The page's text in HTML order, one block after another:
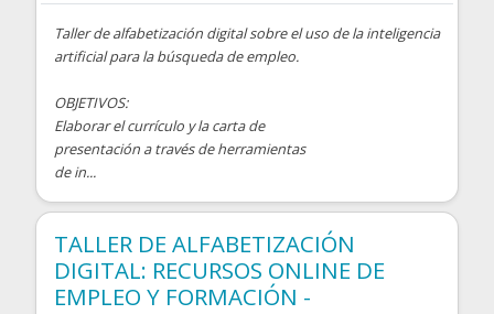
Taller de alfabetización digital sobre el uso de la inteligencia
artificial para la búsqueda de empleo.
OBJETIVOS:
Elaborar el currículo y la carta de
presentación a través de herramientas
de in...
TALLER DE ALFABETIZACIÓN
DIGITAL: RECURSOS ONLINE DE
EMPLEO Y FORMACIÓN -